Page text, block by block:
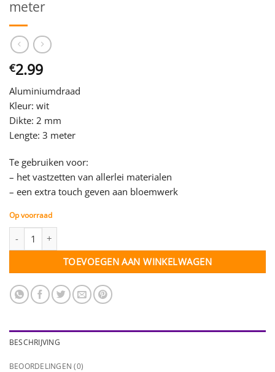
meter
€2.99
Aluminiumdraad
Kleur: wit
Dikte: 2 mm
Lengte: 3 meter
Te gebruiken voor:
– het vastzetten van allerlei materialen
– een extra touch geven aan bloemwerk
Op voorraad
TOEVOEGEN AAN WINKELWAGEN
BESCHRIJVING
BEOORDELINGEN (0)